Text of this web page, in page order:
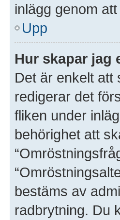
inlägg genom
Upp
Hur skapar jag
Det är enkelt att
redigerar det
fliken under
behörighet att
bestäms av
radbrytning. Du